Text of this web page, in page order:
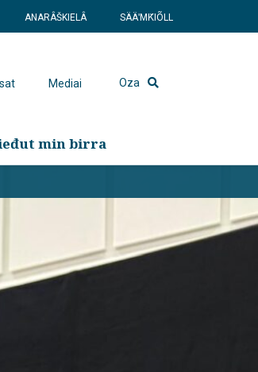
ANARÂŠKIELÂ SÄÄʹMǨIÕLL
Mediai Oza
min birra